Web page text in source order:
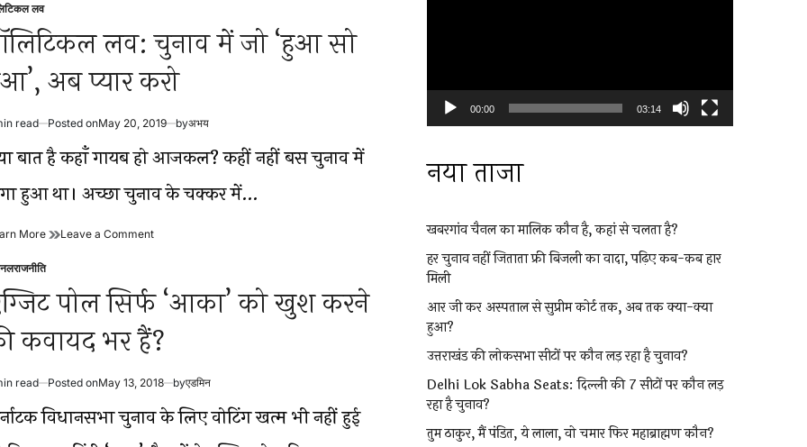
लव
लव: चुनाव में जो ‘हुआ सो
अब प्यार करो
read Posted onMay 20, 2019 byअभय
बात है कहाँ गायब हो आजकल? कहीं नहीं बस चुनाव में
हुआ था। अच्छा चुनाव के चक्कर में…
More पॉलिटिकल
जो
‘हुआ
सो
हुआ’,
प्यार
Leave a Commenton
में
‘हुआ
सो
अब
करो
राजनीति
पोल सिर्फ ‘आका’ को खुश करने
कवायद भर हैं?
read Posted onMay 13, 2018 byएडमिन
विधानसभा चुनाव के लिए वोटिंग खत्म भी नहीं हुई
00:00 03:14
नया ताजा
खबरगांव चैनल का मालिक कौन है, कहां से चलता है?
हर चुनाव नहीं जिताता फ्री बिजली का वादा, पढ़िए कब-कब हार
मिली
आर जी कर अस्पताल से सुप्रीम कोर्ट तक, अब तक क्या-क्या
हुआ?
उत्तराखंड की लोकसभा सीटों पर कौन लड़ रहा है चुनाव?
Delhi Lok Sabha Seats: दिल्ली की 7 सीटों पर कौन लड़
रहा है चुनाव?
तुम ठाकुर, मैं पंडित, ये लाला, वो चमार फिर महाब्राह्मण कौन?